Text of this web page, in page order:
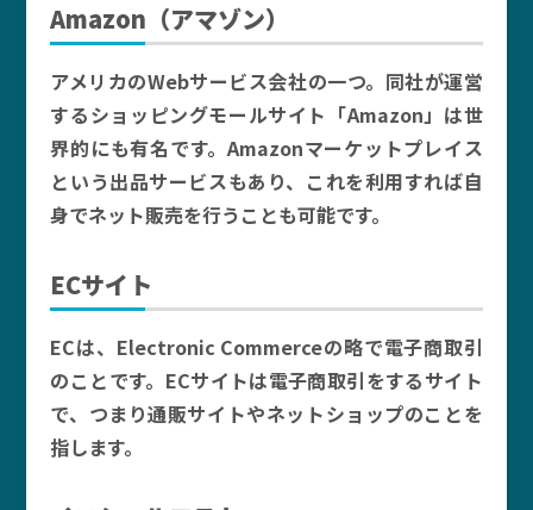
Amazon（アマゾン）
アメリカのWebサービス会社の一つ。同社が運営
するショッピングモールサイト「Amazon」は世
界的にも有名です。Amazonマーケットプレイス
という出品サービスもあり、これを利用すれば自
身でネット販売を行うことも可能です。
ECサイト
ECは、Electronic Commerceの略で電子商取引
のことです。ECサイトは電子商取引をするサイト
で、つまり通販サイトやネットショップのことを
指します。